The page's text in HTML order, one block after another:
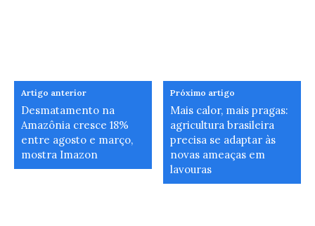
Artigo anterior
Desmatamento na
Amazônia cresce 18%
entre agosto e março,
mostra Imazon
Próximo artigo
Mais calor, mais pragas:
agricultura brasileira
precisa se adaptar às
novas ameaças em
lavouras